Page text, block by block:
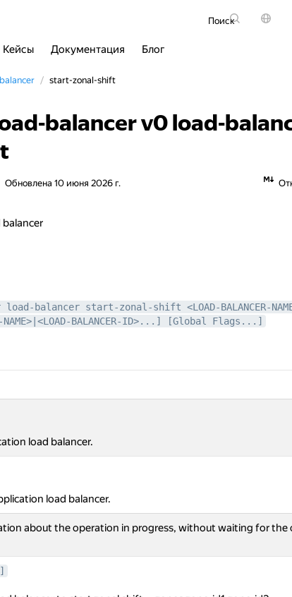
Поиск
Кейсы Документация Блог
start-zonal-shift
balancer v0 load-
Обновлена 10 июня 2026 г.
balancer start-zonal-shift <LOAD-BALANCER-
NAME>|<LOAD-BALANCER-ID>...] [Global Flags...]
load balancer.
load balancer.
about the operation in progress, without waiting for the